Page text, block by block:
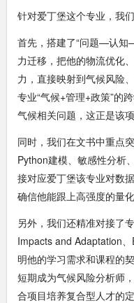
针对爱丁堡这个专业，我
首先，搭建了“问题—认知
力迁移，把他的物流优化
力，直接映射到气候风险
专业“气候+管理+政策”的
气候相关问题，这正是该
同时，我们在文书中重点
Python建模、敏感性分析
接对应爱丁堡该专业对数
确信他能跟上高强度的量化
另外，我们还精准对接了
Impacts and Adaptation
明他的学习需求和课程的
短期成为气候风险分析师
合项目培养复合型人才的